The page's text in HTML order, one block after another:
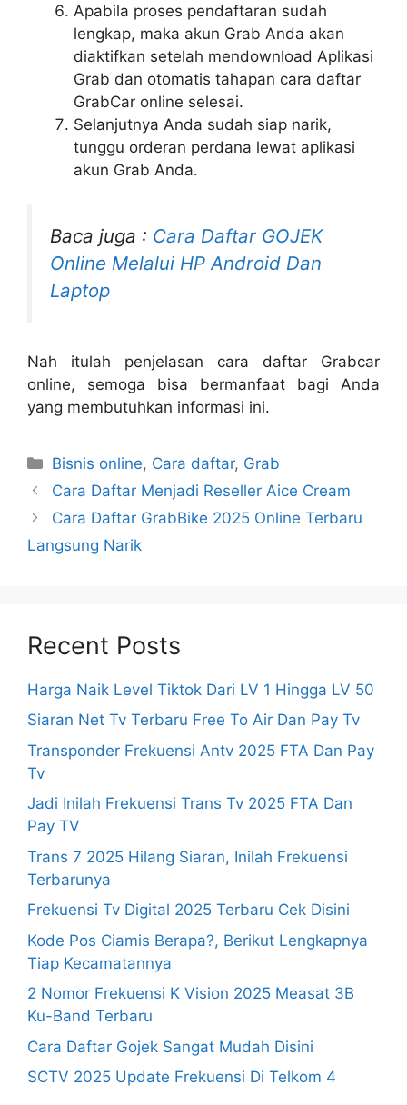
Apabila proses pendaftaran sudah
lengkap, maka akun Grab Anda akan
diaktifkan setelah mendownload Aplikasi
Grab dan otomatis tahapan cara daftar
GrabCar online selesai.
Selanjutnya Anda sudah siap narik,
tunggu orderan perdana lewat aplikasi
akun Grab Anda.
Baca juga : Cara Daftar GOJEK
Online Melalui HP Android Dan
Laptop
Nah itulah penjelasan cara daftar Grabcar
online, semoga bisa bermanfaat bagi Anda
yang membutuhkan informasi ini.
Categories
Bisnis online, Cara daftar, Grab
Cara Daftar Menjadi Reseller Aice Cream
Cara Daftar GrabBike 2025 Online Terbaru
Langsung Narik
Recent Posts
Harga Naik Level Tiktok Dari LV 1 Hingga LV 50
Siaran Net Tv Terbaru Free To Air Dan Pay Tv
Transponder Frekuensi Antv 2025 FTA Dan Pay
Tv
Jadi Inilah Frekuensi Trans Tv 2025 FTA Dan
Pay TV
Trans 7 2025 Hilang Siaran, Inilah Frekuensi
Terbarunya
Frekuensi Tv Digital 2025 Terbaru Cek Disini
Kode Pos Ciamis Berapa?, Berikut Lengkapnya
Tiap Kecamatannya
2 Nomor Frekuensi K Vision 2025 Measat 3B
Ku-Band Terbaru
Cara Daftar Gojek Sangat Mudah Disini
SCTV 2025 Update Frekuensi Di Telkom 4